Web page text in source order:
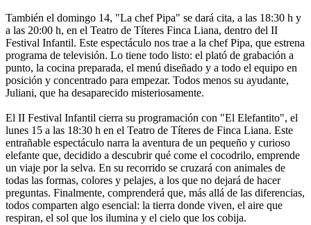
También el domingo 14, "La chef Pipa" se dará cita, a las 18:30 h y
a las 20:00 h, en el Teatro de Títeres Finca Liana, dentro del II
Festival Infantil. Este espectáculo nos trae a la chef Pipa, que estrena
programa de televisión. Lo tiene todo listo: el plató de grabación a
punto, la cocina preparada, el menú diseñado y a todo el equipo en
posición y concentrado para empezar. Todos menos su ayudante,
Juliani, que ha desaparecido misteriosamente.
El II Festival Infantil cierra su programación con "El Elefantito", el
lunes 15 a las 18:30 h en el Teatro de Títeres de Finca Liana. Este
entrañable espectáculo narra la aventura de un pequeño y curioso
elefante que, decidido a descubrir qué come el cocodrilo, emprende
un viaje por la selva. En su recorrido se cruzará con animales de
todas las formas, colores y pelajes, a los que no dejará de hacer
preguntas. Finalmente, comprenderá que, más allá de las diferencias,
todos comparten algo esencial: la tierra donde viven, el aire que
respiran, el sol que los ilumina y el cielo que los cobija.